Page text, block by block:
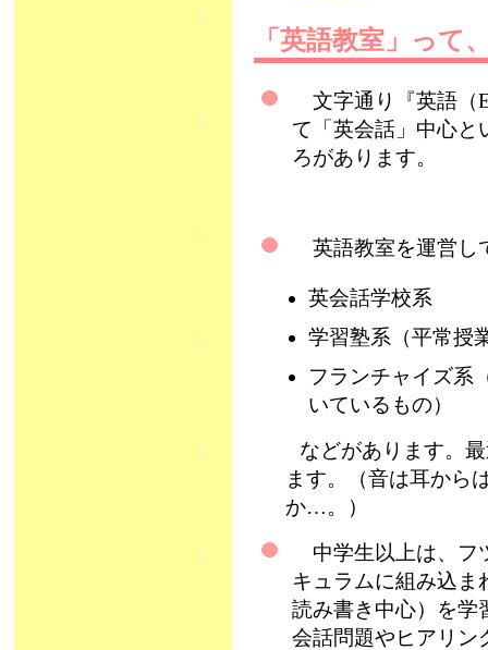
「英語教室」って
文字通り『英語（
て「英会話」中心と
ろがあります。
英語教室を運営し
英会話学校系
学習塾系（平常授
フランチャイズ系
いているもの）
などがあります。
ます。（音は耳から
か…。）
中学生以上は、フ
キュラムに組み込ま
読み書き中心）を学
会話問題やヒアリン